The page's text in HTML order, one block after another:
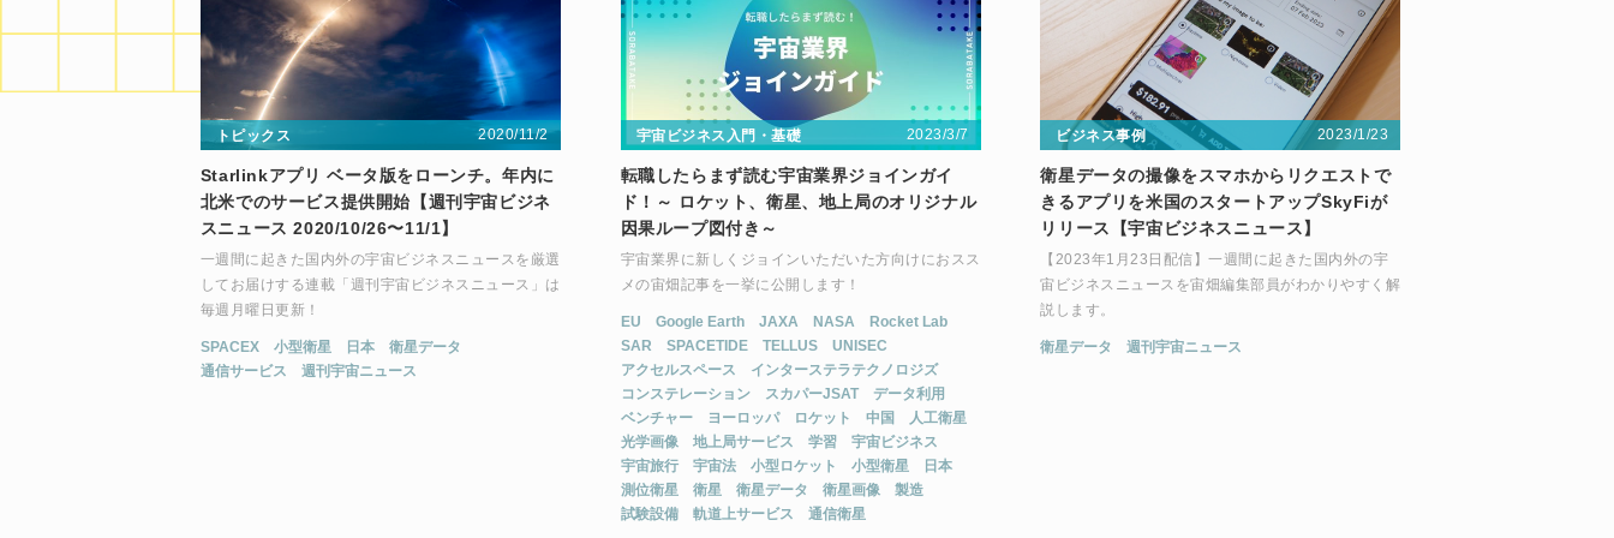
トピックス 2020/11/2
Starlinkアプリ ベータ版をローンチ。年内に
北米でのサービス提供開始【週刊宇宙ビジネ
スニュース 2020/10/26〜11/1】
一週間に起きた国内外の宇宙ビジネスニュースを厳選
してお届けする連載「週刊宇宙ビジネスニュース」は
毎週月曜日更新！
SPACEX 小型衛星 日本
衛星データ
通信サービス
週刊宇宙ニュース
宇宙ビジネス入門・基礎 2023/3/7
転職したらまず読む宇宙業界ジョインガイ
ド！～ ロケット、衛星、地上局のオリジナル
因果ループ図付き～
宇宙業界に新しくジョインいただいた方向けにおスス
メの宙畑記事を一挙に公開します！
EU Google Earth JAXA NASA
Rocket Lab
SAR
SPACETIDE TELLUS
UNISEC
アクセルスペース
インターステラテクノロジズ
コンステレーション
スカパーJSAT
データ利用
ベンチャー
ヨーロッパ ロケット 中国
人工衛星
光学画像
地上局サービス 学習
宇宙ビジネス
宇宙旅行
宇宙法 小型ロケット 小型衛星
日本
測位衛星
衛星 衛星データ 衛星画像
製造
試験設備
軌道上サービス 通信衛星
ビジネス事例 2023/1/23
衛星データの撮像をスマホからリクエストで
きるアプリを米国のスタートアップSkyFiが
リリース【宇宙ビジネスニュース】
【2023年1月23日配信】一週間に起きた国内外の宇
宙ビジネスニュースを宙畑編集部員がわかりやすく解
説します。
衛星データ 週刊宇宙ニュース